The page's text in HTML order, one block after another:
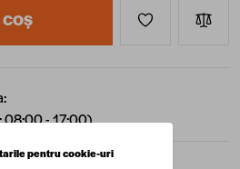
08:00 - 17:00)
pentru cookie-uri